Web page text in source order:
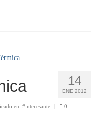
14
ENE 2012
en: #interesante | 0